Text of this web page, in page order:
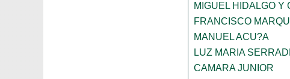
MIGUEL HIDALGO Y
FRANCISCO
MANUEL ACU?A
LUZ MARIA
CAMARA JUNIOR